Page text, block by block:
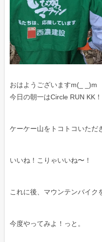
おはようございますm(_ _)m
今日の朝一はCircle RUN KK！
ケーケー山をトコトコいただ
いいね！こりゃいいね〜！
これに後、マウンテンバイク
今度やってみよ！っと。